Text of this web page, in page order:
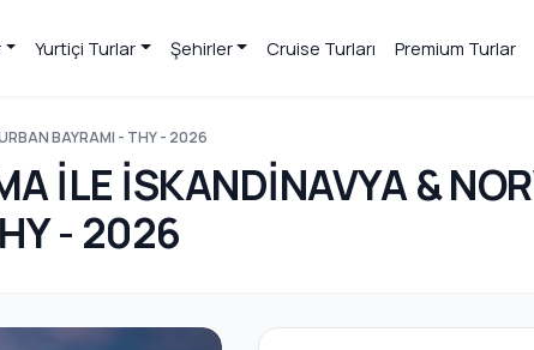
Yurtiçi Turlar Şehirler Cruise Turları Premium Turlar
BAYRAMI - THY - 2026
İLE İSKANDİNAVYA &
- 2026